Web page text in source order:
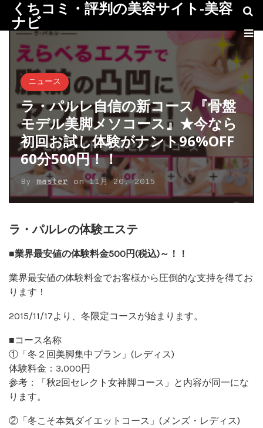
くちコミ・評判の美容サイト-美容
ナビ
ニュース
ラ・パルレ自信の新コース『骨盤
モデル美脚メソコース』★今なら
初回お試し体験がナント96%OFF
60分500円！！
By master on11月 20, 2015
ラ・パルレの体験エステ
■業界最安値の体験料金500円(税込)～！！
業界最安値の体験料金でお客様から圧倒的な支持を得てお
ります！
2015/11/17より、冬限定コースが始まります。
■コース名称
①「冬２回美脚集中プラン」(レディス)
体験料金：3,000円
参考：「秋2回セレクト女神脚コース」と内容が同一にな
ります。
②「冬こそ本気ダイエットコース」(メンズ・レディス)